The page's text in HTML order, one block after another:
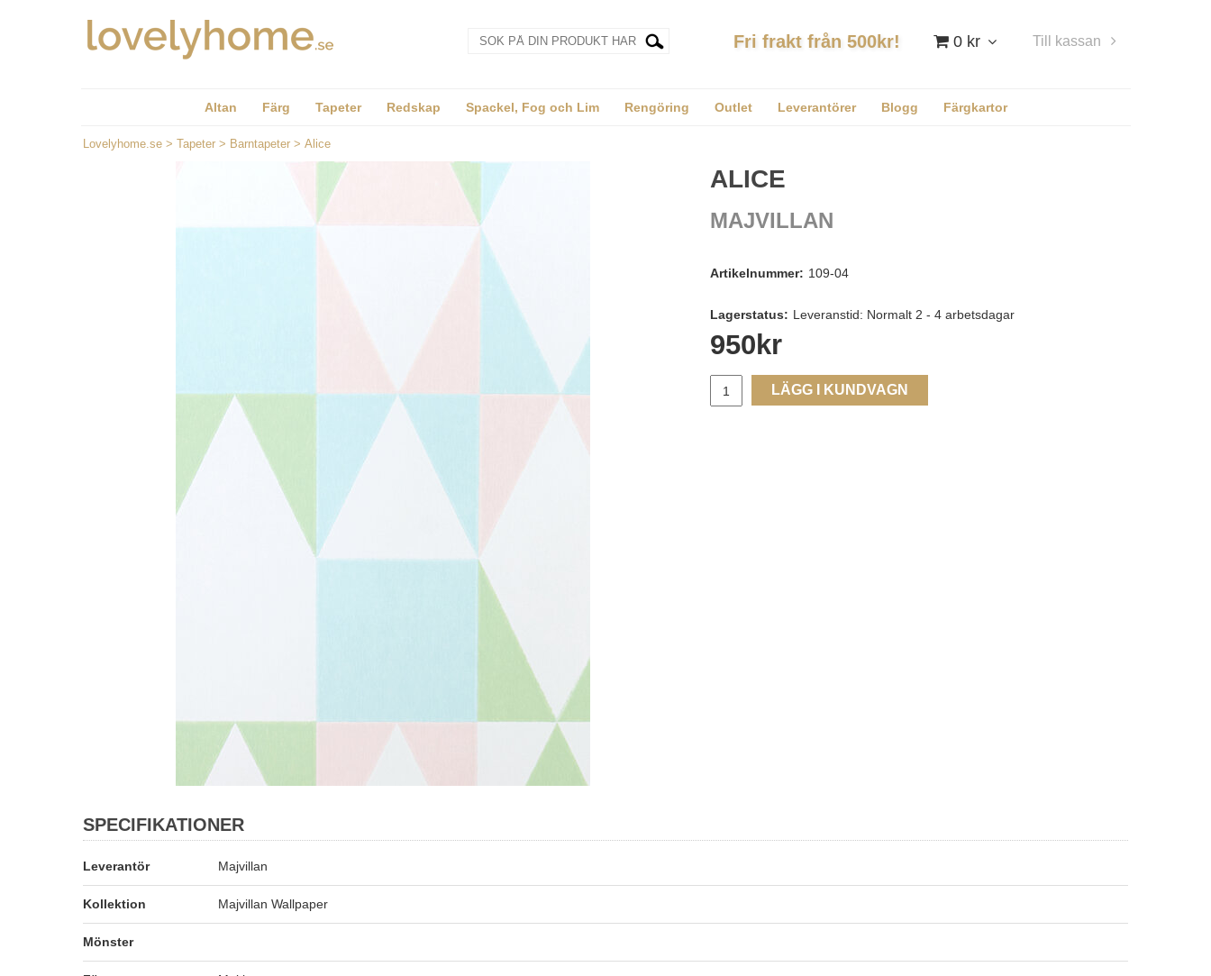
0 kr Till kassan
Fri frakt från 500kr!
Altan Färg Tapeter Redskap Spackel, Fog och Lim Rengöring Outlet Leverantörer Blogg Färgkartor
Lovelyhome.se > Tapeter > Barntapeter > Alice
ALICE
MAJVILLAN
Artikelnummer: 109-04
Lagerstatus: Leveranstid: Normalt 2 - 4 arbetsdagar
950 kr
LÄGG I KUNDVAGN
SPECIFIKATIONER
Leverantör Majvillan
Kollektion Majvillan Wallpaper
Mönster